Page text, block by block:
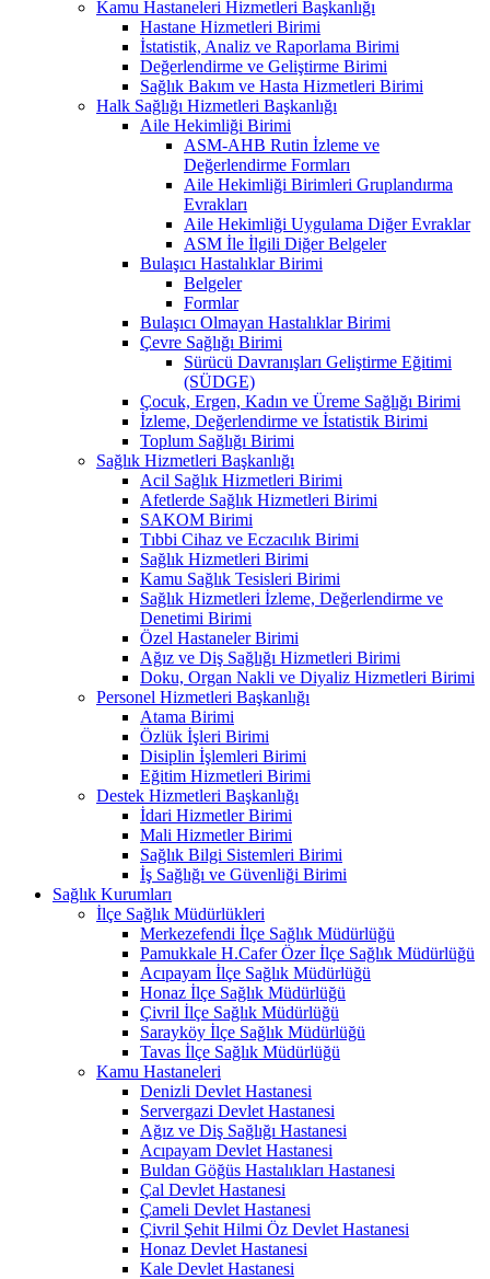
Kamu Hastaneleri Hizmetleri Başkanlığı
Hastane Hizmetleri Birimi
İstatistik, Analiz ve Raporlama Birimi
Değerlendirme ve Geliştirme Birimi
Sağlık Bakım ve Hasta Hizmetleri Birimi
Halk Sağlığı Hizmetleri Başkanlığı
Aile Hekimliği Birimi
ASM-AHB Rutin İzleme ve
Değerlendirme Formları
Aile Hekimliği Birimleri Gruplandırma
Evrakları
Aile Hekimliği Uygulama Diğer Evraklar
ASM İle İlgili Diğer Belgeler
Bulaşıcı Hastalıklar Birimi
Belgeler
Formlar
Bulaşıcı Olmayan Hastalıklar Birimi
Çevre Sağlığı Birimi
Sürücü Davranışları Geliştirme Eğitimi
(SÜDGE)
Çocuk, Ergen, Kadın ve Üreme Sağlığı Birimi
İzleme, Değerlendirme ve İstatistik Birimi
Toplum Sağlığı Birimi
Sağlık Hizmetleri Başkanlığı
Acil Sağlık Hizmetleri Birimi
Afetlerde Sağlık Hizmetleri Birimi
SAKOM Birimi
Tıbbi Cihaz ve Eczacılık Birimi
Sağlık Hizmetleri Birimi
Kamu Sağlık Tesisleri Birimi
Sağlık Hizmetleri İzleme, Değerlendirme ve
Denetimi Birimi
Özel Hastaneler Birimi
Ağız ve Diş Sağlığı Hizmetleri Birimi
Doku, Organ Nakli ve Diyaliz Hizmetleri Birimi
Personel Hizmetleri Başkanlığı
Atama Birimi
Özlük İşleri Birimi
Disiplin İşlemleri Birimi
Eğitim Hizmetleri Birimi
Destek Hizmetleri Başkanlığı
İdari Hizmetler Birimi
Mali Hizmetler Birimi
Sağlık Bilgi Sistemleri Birimi
İş Sağlığı ve Güvenliği Birimi
Sağlık Kurumları
İlçe Sağlık Müdürlükleri
Merkezefendi İlçe Sağlık Müdürlüğü
Pamukkale H.Cafer Özer İlçe Sağlık Müdürlüğü
Acıpayam İlçe Sağlık Müdürlüğü
Honaz İlçe Sağlık Müdürlüğü
Çivril İlçe Sağlık Müdürlüğü
Sarayköy İlçe Sağlık Müdürlüğü
Tavas İlçe Sağlık Müdürlüğü
Kamu Hastaneleri
Denizli Devlet Hastanesi
Servergazi Devlet Hastanesi
Ağız ve Diş Sağlığı Hastanesi
Acıpayam Devlet Hastanesi
Buldan Göğüs Hastalıkları Hastanesi
Çal Devlet Hastanesi
Çameli Devlet Hastanesi
Çivril Şehit Hilmi Öz Devlet Hastanesi
Honaz Devlet Hastanesi
Kale Devlet Hastanesi